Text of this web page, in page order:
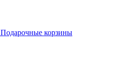
Подарочные корзины